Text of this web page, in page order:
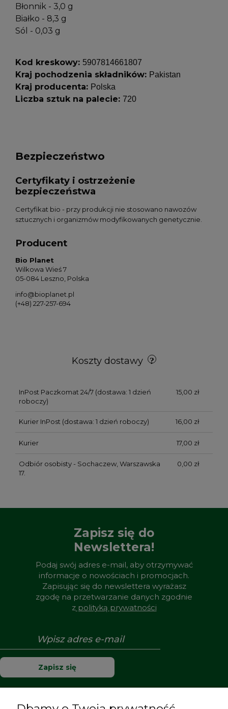
Błonnik - 3,0 g
Białko - 8,3 g
Sól - 0,03 g
Kod kreskowy: 5907814661807
Kraj pochodzenia składników: Pakistan
Kraj producenta: Polska
Liczba sztuk na palecie: 720
Bezpieczeństwo
Certyfikaty i ostrzeżenie
bezpieczeństwa
Certyfikat bio - przy produkcji nie stosowano nawozów
sztucznych i organizmów modyfikowanych genetycznie.
Producent
Bio Planet
Wilkowa Wieś 7
05-084 Leszno, Polska
info@bioplanet.pl
(+48) 227-257-694
Koszty dostawy
InPost Paczkomat 24/7(dostawa: 1 dzień
roboczy)
15,00 zł
Kurier InPost (dostawa: 1 dzień roboczy) 16,00 zł
Kurier 17,00 zł
Odbiór osobisty - Sochaczew, Warszawska
17.
0,00 zł
Zapisz się do
Newslettera!
Podaj swój adres e-mail, aby otrzymywać
informacje o nowościach i promocjach.
Zapisując się do newslettera wyrażasz
zgodę na przetwarzanie danych zgodnie
zpolityką prywatności
Zapisz się